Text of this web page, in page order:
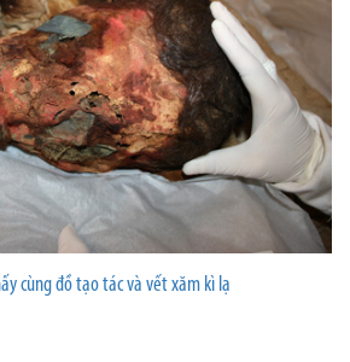
cùng đồ tạo tác và vết xăm kì lạ